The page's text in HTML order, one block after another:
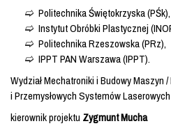
Politechnika Świętokrzyska (PŚk),
Instytut Obróbki Plastycznej
Politechnika Rzeszowska (PRz),
IPPT PAN Warszawa (IPPT).
Wydział Mechatroniki i Budowy Maszyn
i Przemysłowych Systemów Laserowych
kierownik projektu Zygmunt Mucha